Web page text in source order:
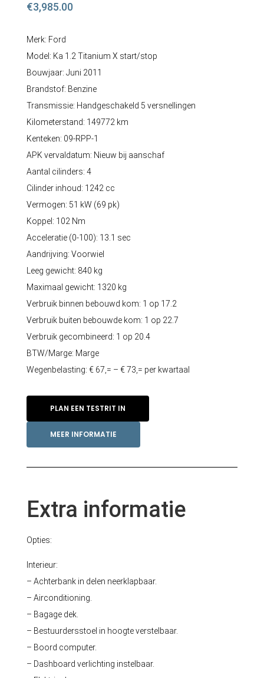
€3,985.00
Merk: Ford
Model: Ka 1.2 Titanium X start/stop
Bouwjaar: Juni 2011
Brandstof: Benzine
Transmissie: Handgeschakeld 5 versnellingen
Kilometerstand: 149772 km
Kenteken: 09-RPP-1
APK vervaldatum: Nieuw bij aanschaf
Aantal cilinders: 4
Cilinder inhoud: 1242 cc
Vermogen: 51 kW (69 pk)
Koppel: 102 Nm
Acceleratie (0-100): 13.1 sec
Aandrijving: Voorwiel
Leeg gewicht: 840 kg
Maximaal gewicht: 1320 kg
Verbruik binnen bebouwd kom: 1 op 17.2
Verbruik buiten bebouwde kom: 1 op 22.7
Verbruik gecombineerd: 1 op 20.4
BTW/Marge: Marge
Wegenbelasting: € 67,= – € 73,= per kwartaal
PLAN EEN TESTRIT IN
MEER INFORMATIE
Extra informatie
Opties:
Interieur:
– Achterbank in delen neerklapbaar.
– Airconditioning.
– Bagage dek.
– Bestuurdersstoel in hoogte verstelbaar.
– Boord computer.
– Dashboard verlichting instelbaar.